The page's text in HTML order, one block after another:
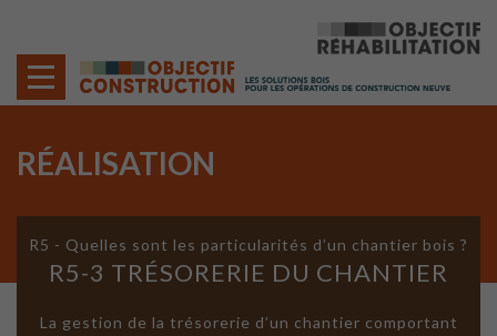
RÉALISATION
R5 - Quelles sont les particularités d’un chantier bois ?
R5-3 TRÉSORERIE DU CHANTIER
La gestion de la trésorerie d’un chantier comportant